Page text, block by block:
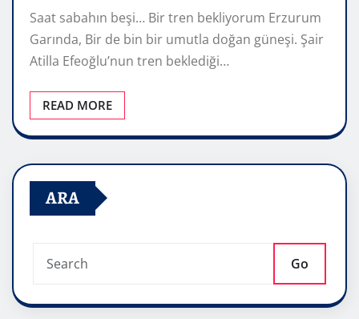
Saat sabahın beşi… Bir tren bekliyorum Erzurum
Garında, Bir de bin bir umutla doğan güneşi. Şair
Atilla Efeoğlu’nun tren beklediği…
READ MORE
ARA
Go